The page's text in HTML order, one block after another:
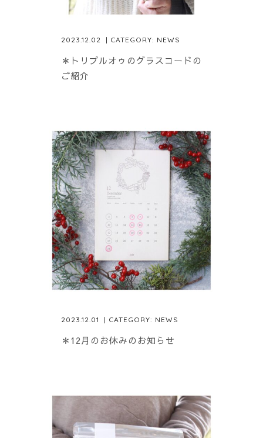
2023.12.02 | CATEGORY: NEWS
＊トリプルオゥのグラスコードの
ご紹介
2023.12.01 | CATEGORY: NEWS
＊12月のお休みのお知らせ